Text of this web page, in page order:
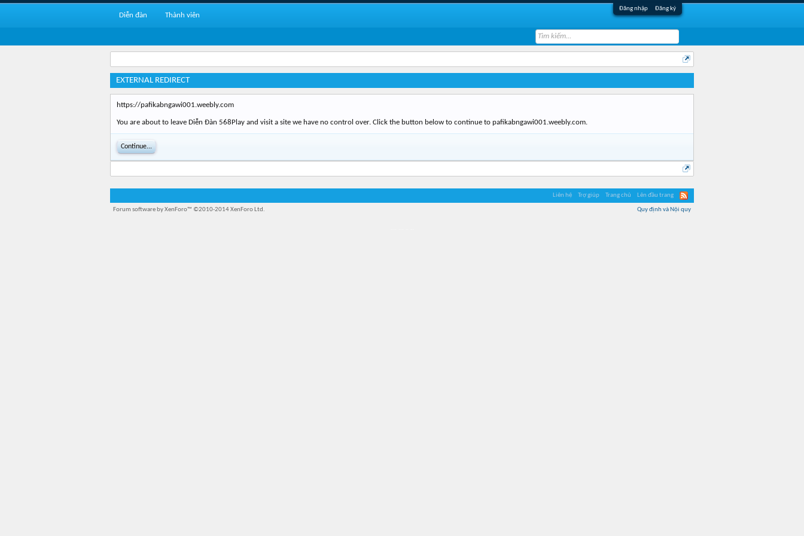
Đăng nhập Đăng ký
EXTERNAL REDIRECT
https://pafikabngawi001.weebly.com
You are about to leave Diễn Đàn 568Play and visit a site we have no control over. Click the button below to continue to pafikabngawi001.weebly.com.
Continue...
Diễn đàn Thành viên
Liên hệ Trợ giúp Trang chủ Lên đầu trang
Quy định và Nội quy
Forum software by XenForo™ ©2010-2014 XenForo Ltd.